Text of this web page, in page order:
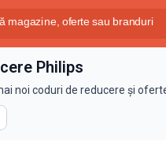
Philips
noi coduri de reducere și